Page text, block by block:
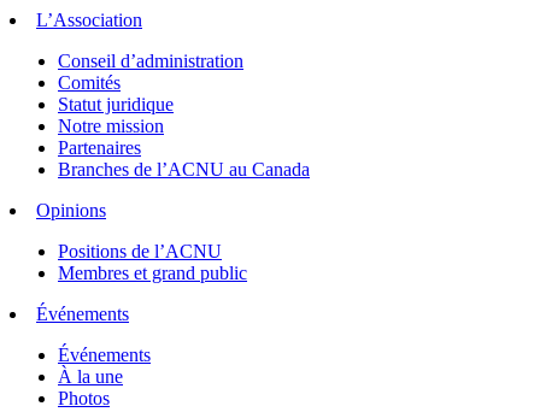
L’Association
Conseil d’administration
Comités
Statut juridique
Notre mission
Partenaires
Branches de l’ACNU au Canada
Opinions
Positions de l’ACNU
Membres et grand public
Événements
Événements
À la une
Photos